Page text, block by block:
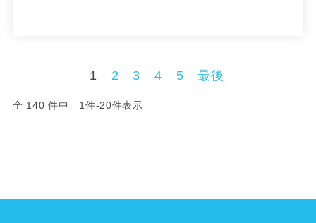
1 2 3 4 5 最後
全 140 件中 1件-20件表示